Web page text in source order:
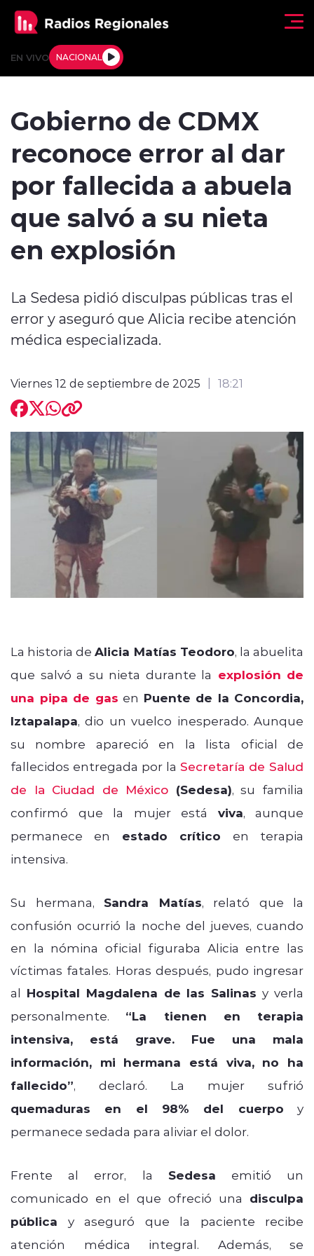
EN VIVO NACIONAL
Deportes
Internacional
Entrevistas
Gobierno de CDMX
reconoce error al dar
por fallecida a abuela
que salvó a su nieta
en explosión
La Sedesa pidió disculpas públicas tras el
error y aseguró que Alicia recibe atención
médica especializada.
Viernes 12 de septiembre de 2025 18:21
La historia deAlicia Matías Teodoro, la abuelita
que salvó a su nieta durante la explosión de
una pipa de gas en Puente de la Concordia,
Iztapalapa, dio un vuelco inesperado. Aunque
su nombre apareció en la lista oficial de
fallecidos entregada por la Secretaría de Salud
de la Ciudad de México (Sedesa), su familia
confirmó que la mujer está viva, aunque
permanece en estado crítico en terapia
intensiva.
Su hermana, Sandra Matías, relató que la
confusión ocurrió la noche del jueves, cuando
en la nómina oficial figuraba Alicia entre las
víctimas fatales. Horas después, pudo ingresar
al Hospital Magdalena de las Salinas y verla
personalmente. “La tienen en terapia
intensiva, está grave. Fue una mala
información, mi hermana está viva, no ha
fallecido”, declaró. La mujer sufrió
quemaduras en el 98% del cuerpo y
permanece sedada para aliviar el dolor.
Frente al error, la Sedesa emitió un
comunicado en el que ofreció una disculpa
pública y aseguró que la paciente recibe
atención médica integral. Además, se